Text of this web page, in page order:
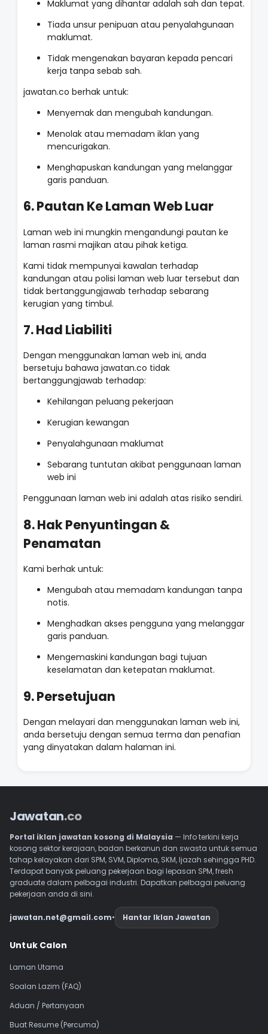
Maklumat yang dihantar adalah sah dan tepat.
Tiada unsur penipuan atau penyalahgunaan
maklumat.
Tidak mengenakan bayaran kepada pencari
kerja tanpa sebab sah.
jawatan.co berhak untuk:
Menyemak dan mengubah kandungan.
Menolak atau memadam iklan yang
mencurigakan.
Menghapuskan kandungan yang melanggar
garis panduan.
6. Pautan Ke Laman Web Luar
Laman web ini mungkin mengandungi pautan ke
laman rasmi majikan atau pihak ketiga.
Kami tidak mempunyai kawalan terhadap
kandungan atau polisi laman web luar tersebut dan
tidak bertanggungjawab terhadap sebarang
kerugian yang timbul.
7. Had Liabiliti
Dengan menggunakan laman web ini, anda
bersetuju bahawa jawatan.co tidak
bertanggungjawab terhadap:
Kehilangan peluang pekerjaan
Kerugian kewangan
Penyalahgunaan maklumat
Sebarang tuntutan akibat penggunaan laman
web ini
Penggunaan laman web ini adalah atas risiko sendiri.
8. Hak Penyuntingan &
Penamatan
Kami berhak untuk:
Mengubah atau memadam kandungan tanpa
notis.
Menghadkan akses pengguna yang melanggar
garis panduan.
Mengemaskini kandungan bagi tujuan
keselamatan dan ketepatan maklumat.
9. Persetujuan
Dengan melayari dan menggunakan laman web ini,
anda bersetuju dengan semua terma dan penafian
yang dinyatakan dalam halaman ini.
Jawatan.co
Portal iklan jawatan kosong di Malaysia — Info terkini kerja
kosong sektor kerajaan, badan berkanun dan swasta untuk semua
tahap kelayakan dari SPM, SVM, Diploma, SKM, Ijazah sehingga PHD.
Terdapat banyak peluang pekerjaan bagi lepasan SPM, fresh
graduate dalam pelbagai industri. Dapatkan pelbagai peluang
pekerjaan anda di sini.
jawatan.net@gmail.com• Hantar Iklan Jawatan
Navigasi Footer
Untuk Calon
Laman Utama
Soalan Lazim (FAQ)
Aduan / Pertanyaan
Buat Resume (Percuma)